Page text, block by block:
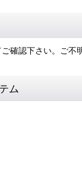
確認下さい。ご不
ム